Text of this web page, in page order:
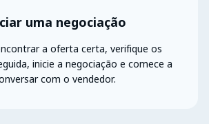
uma negociação
a oferta certa, verifique os
inicie a negociação e comece a
com o vendedor.